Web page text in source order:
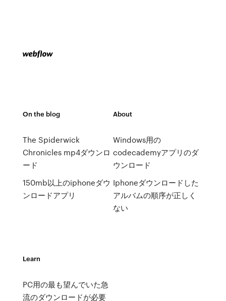
On the blog
The Spiderwick
Chronicles mp4ダウンロ
ード
150mb以上のiphoneダウ
ンロードアプリ
About
Windows用の
codecademyアプリのダ
ウンロード
Iphoneダウンロードした
アルバムの順序が正しく
ない
Learn
PC用の最も望んでいた急
流のダウンロードが必要